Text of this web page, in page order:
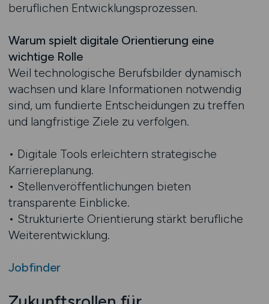
beruflichen Entwicklungsprozessen.
Warum spielt digitale Orientierung eine
wichtige Rolle
Weil technologische Berufsbilder dynamisch
wachsen und klare Informationen notwendig
sind, um fundierte Entscheidungen zu treffen
und langfristige Ziele zu verfolgen.
• Digitale Tools erleichtern strategische
Karriereplanung.
• Stellenveröffentlichungen bieten
transparente Einblicke.
• Strukturierte Orientierung stärkt berufliche
Weiterentwicklung.
Jobfinder